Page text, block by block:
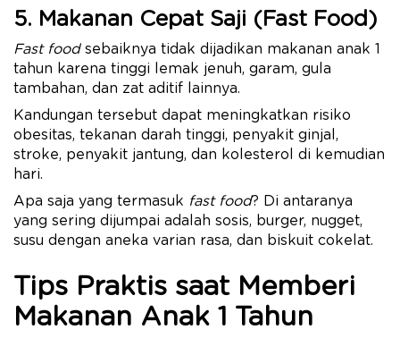
5. Makanan Cepat Saji (Fast Food)
Fast foodsebaiknya tidak dijadikan makanan anak 1
tahun karena tinggi lemak jenuh, garam, gula
tambahan, dan zat aditif lainnya.
Kandungan tersebut dapat meningkatkan risiko
obesitas, tekanan darah tinggi, penyakit ginjal,
stroke, penyakit jantung, dan kolesterol di kemudian
hari.
Apa saja yang termasuk fast food? Di antaranya
yang sering dijumpai adalah sosis, burger, nugget,
susu dengan aneka varian rasa, dan biskuit cokelat.
Tips Praktis saat Memberi
Makanan Anak 1 Tahun